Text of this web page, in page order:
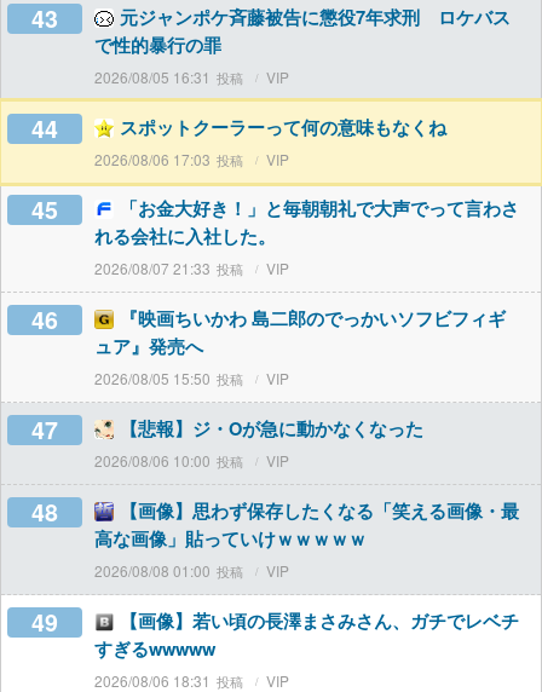
43
元ジャンポケ斉藤被告に懲役7年求刑 ロケバス
で性的暴行の罪
2026/08/05 16:31 VIP
44 スポットクーラーって何の意味もなくね
2026/08/06 17:03 VIP
45
「お金大好き！」と毎朝朝礼で大声でって言わさ
れる会社に入社した。
2026/08/07 21:33 VIP
46
『映画ちいかわ 島二郎のでっかいソフビフィギ
ュア』発売へ
2026/08/05 15:50 VIP
47 【悲報】ジ・Oが急に動かなくなった
2026/08/06 10:00 VIP
48
【画像】思わず保存したくなる「笑える画像・最
高な画像」貼っていけｗｗｗｗｗ
2026/08/08 01:00 VIP
49
【画像】若い頃の長澤まさみさん、ガチでレベチ
すぎるwwwww
2026/08/06 18:31 VIP